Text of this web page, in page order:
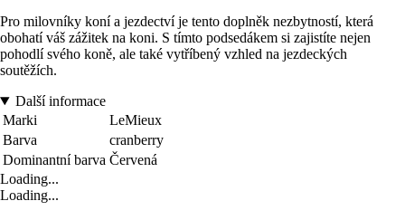
Pro milovníky koní a jezdectví je tento doplněk nezbytností, která
obohatí váš zážitek na koni. S tímto podsedákem si zajistíte nejen
pohodlí svého koně, ale také vytříbený vzhled na jezdeckých
soutěžích.
Další informace
Marki
LeMieux
Barva
cranberry
Dominantní barva Červená
Loading...
Loading...